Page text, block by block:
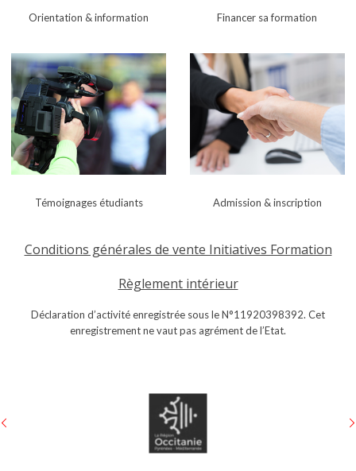
Orientation & information Financer sa formation
Témoignagesétudiants Admission & inscription
Conditions générales de vente Initiatives Formation
Règlement intérieur
Déclaration d’activité enregistrée sous le N°11920398392. Cet
enregistrement ne vaut pas agrément de l’Etat.